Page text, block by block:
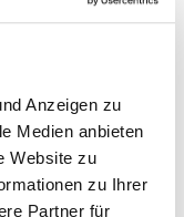
Anzeigen zu
Medien anbieten
Website zu
zu Ihrer
Partner für
für
ist der
in. Mit dieser